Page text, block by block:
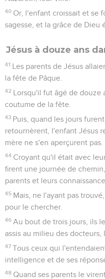
40 Or, l'enfant croissait et se
sagesse, et la grâce de Dieu
Jésus à douze ans
41 Les parents de Jésus
la fête de Pâque.
42 Lorsqu'il fut âgé de douze
coutume de la fête.
43 Puis, quand les jours
retournèrent, l'enfant Jésus
mère ne s'en aperçurent pas.
44 Croyant qu'il était avec
firent une journée de
parents et leurs
45 Mais, ne l'ayant pas
pour le chercher.
46 Au bout de trois jours, ils
assis au milieu des
47 Tous ceux qui
intelligence et de ses
48 Quand ses parents le